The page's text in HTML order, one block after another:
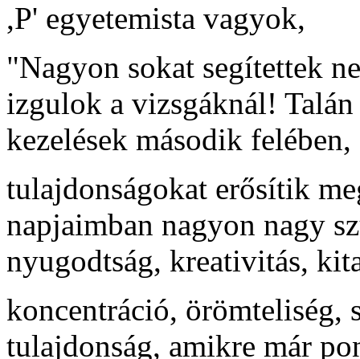
,P' egyetemista vagyok,
"Nagyon sokat segítettek
izgulok a vizsgáknál!
kezelések második felében,
tulajdonságokat erősítik
napjaimban nagyon nagy
nyugodtság, kreativitás,
koncentráció, örömteliség,
tulajdonság, amikre már